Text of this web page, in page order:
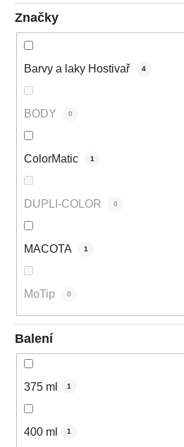
Značky
Barvy a laky Hostivař 4
BODY 0
ColorMatic 1
DUPLI-COLOR 0
MACOTA 1
MoTip 0
Balení
375 ml 1
400 ml 1